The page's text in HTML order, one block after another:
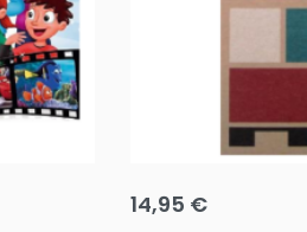
Team up
14,95 €